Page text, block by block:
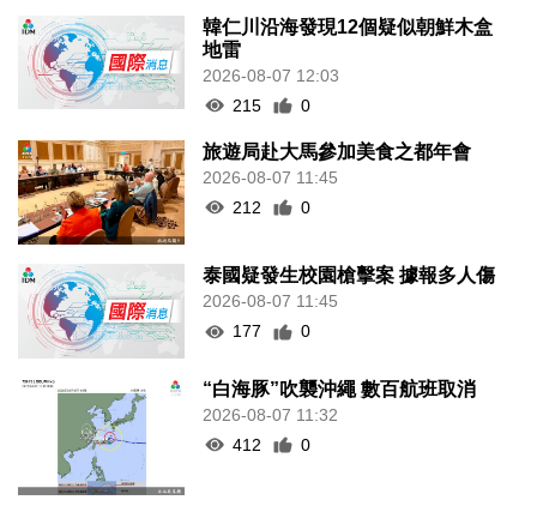
韓仁川沿海發現12個疑似朝鮮木盒
地雷
2026-08-07 12:03
215
0
旅遊局赴大馬參加美食之都年會
2026-08-07 11:45
212
0
泰國疑發生校園槍擊案 據報多人傷
2026-08-07 11:45
177
0
“白海豚”吹襲沖繩 數百航班取消
2026-08-07 11:32
412
0